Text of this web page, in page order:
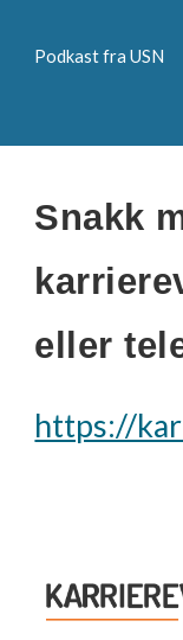
Podkast fra USN
Snakk
eller
https://